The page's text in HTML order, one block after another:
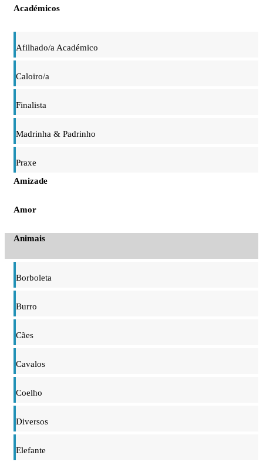
Académicos
Afilhado/a Académico
Caloiro/a
Finalista
Madrinha & Padrinho
Praxe
Amizade
Amor
Animais
Borboleta
Burro
Cães
Cavalos
Coelho
Diversos
Elefante